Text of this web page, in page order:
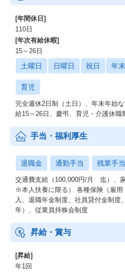
[年間休日]
110日
[年次有給休暇]
15～26日
土曜日 日曜日 祝日 年
育児
完全週休2日制（土日）、年末年始
給15～26日、慶弔、育児・介護休職
手当・福利厚生
退職金 通勤手当 残業手当
交通費支給（100,000円/月 迄）、
※本人扶養に限る） 各種保険（雇用
入、退職年金制度、社員貸付金制度
年）、従業員持株会制度
昇給・賞与
[昇給]
年1回